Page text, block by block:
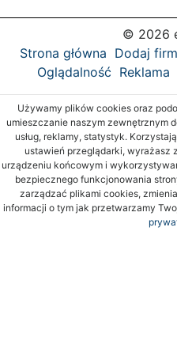
© 2026
Strona główna Dodaj
Oglądalność Reklama
Używamy plików cookies oraz
umieszczanie naszym zewnętrznym
usług, reklamy, statystyk.
ustawień przeglądarki, wyrażasz
urządzeniu końcowym i
bezpiecznego funkcjonowania
zarządzać plikami cookies,
informacji o tym jak przetwarzamy